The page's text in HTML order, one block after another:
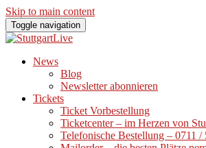
Skip to main content
Toggle navigation
News
Blog
Newsletter abonnieren
Tickets
Ticket Vorbestellung
Ticketcenter – im Herzen von
Telefonische Bestellung – 0711 /